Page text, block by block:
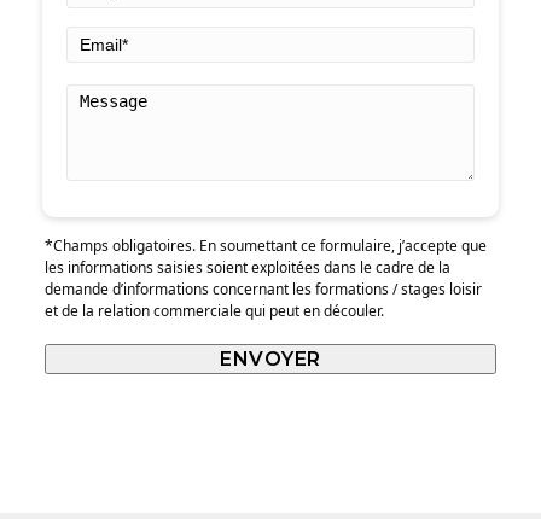
*Champs obligatoires. En soumettant ce formulaire, j’accepte que
les informations saisies soient exploitées dans le cadre de la
demande d’informations concernant les formations / stages loisir
et de la relation commerciale qui peut en découler.